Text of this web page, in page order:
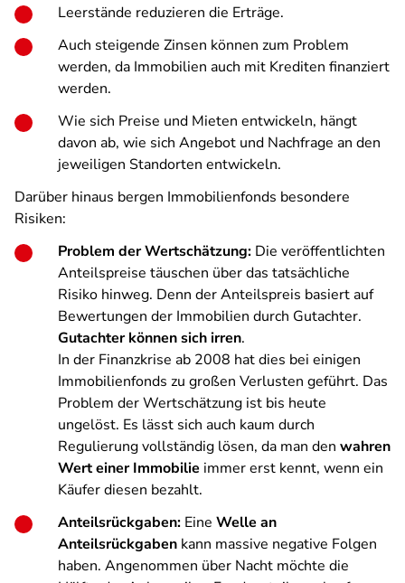
Leerstände reduzieren die Erträge.
Auch steigende Zinsen können zum Problem
werden, da Immobilien auch mit Krediten finanziert
werden.
Wie sich Preise und Mieten entwickeln, hängt
davon ab, wie sich Angebot und Nachfrage an den
jeweiligen Standorten entwickeln.
Darüber hinaus bergen Immobilienfonds besondere
Risiken:
Problem der Wertschätzung: Die veröffentlichten
Anteilspreise täuschen über das tatsächliche
Risiko hinweg. Denn der Anteilspreis basiert auf
Bewertungen der Immobilien durch Gutachter.
Gutachter können sich irren.
In der Finanzkrise ab 2008 hat dies bei einigen
Immobilienfonds zu großen Verlusten geführt. Das
Problem der Wertschätzung ist bis heute
ungelöst. Es lässt sich auch kaum durch
Regulierung vollständig lösen, da man den wahren
Wert einer Immobilie immer erst kennt, wenn ein
Käufer diesen bezahlt.
Anteilsrückgaben: Eine Welle an
Anteilsrückgaben kann massive negative Folgen
haben. Angenommen über Nacht möchte die